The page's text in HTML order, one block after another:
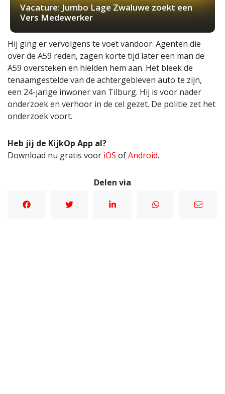
Vacature: Jumbo Lage Zwaluwe zoekt een
Vers Medewerker
Hij ging er vervolgens te voet vandoor. Agenten die
over de A59 reden, zagen korte tijd later een man de
A59 oversteken en hielden hem aan. Het bleek de
tenaamgestelde van de achtergebleven auto te zijn,
een 24-jarige inwoner van Tilburg. Hij is voor nader
onderzoek en verhoor in de cel gezet. De politie zet het
onderzoek voort.
Heb jij de KijkOp App al?
Download nu gratis voor iOS ofAndroid.
Delen via